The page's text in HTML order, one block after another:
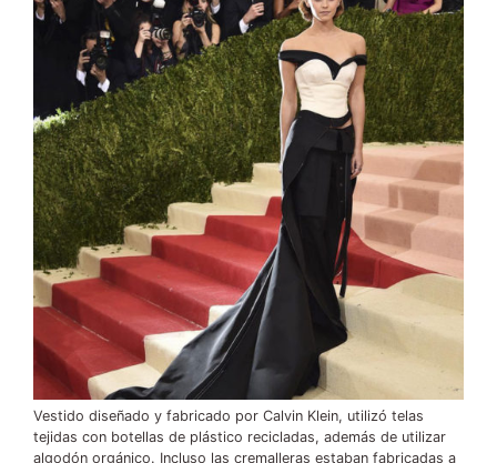
Vestido diseñado y fabricado por Calvin Klein, utilizó telas
tejidas con botellas de plástico recicladas, además de utilizar
algodón orgánico. Incluso las cremalleras estaban fabricadas a